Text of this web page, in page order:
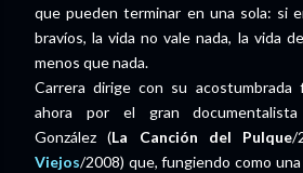
que pueden terminar en una sola: si
bravíos, la vida no vale nada, la vida
menos que nada.
Carrera dirige con su acostumbrada
ahora por el gran documentalista
González (La Canción del Pulque/
Viejos/2008) que, fungiendo como